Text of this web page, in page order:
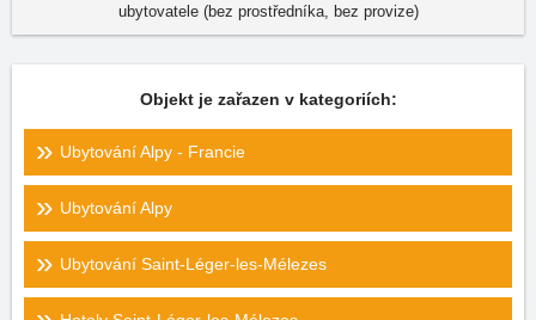
ubytovatele (bez prostředníka, bez provize)
Objekt je zařazen v kategoriích:
Ubytování Alpy - Francie
Ubytování Alpy
Ubytování Saint-Léger-les-Mélezes